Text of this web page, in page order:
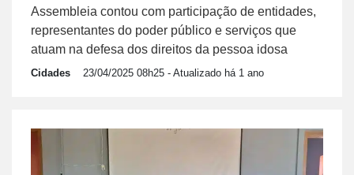
Assembleia contou com participação de entidades,
representantes do poder público e serviços que
atuam na defesa dos direitos da pessoa idosa
Cidades 23/04/2025 08h25 - Atualizado há 1 ano